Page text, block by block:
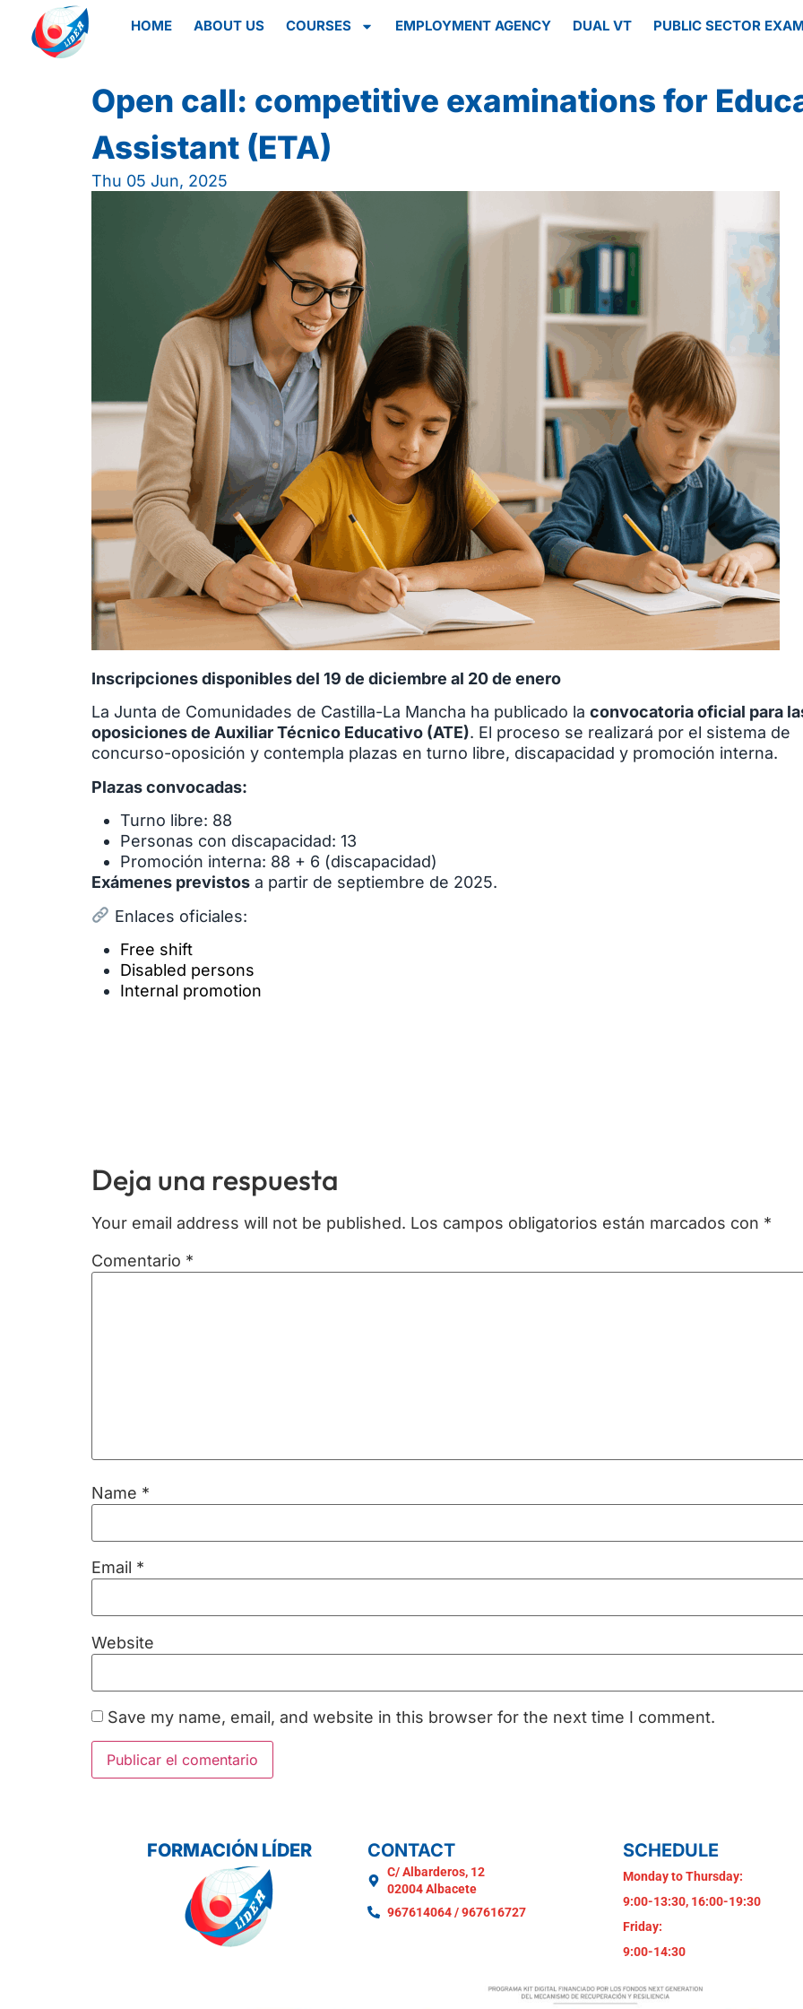
HOME ABOUT US COURSES EMPLOYMENT AGENCY DUAL VT PUBLIC SECTOR
Open call: competitive examinations for
Assistant (ETA)
Thu 05 Jun, 2025
Inscripciones disponibles del 19 de diciembre al 20 de enero
La Junta de Comunidades de Castilla-La Mancha ha publicado la convocatoria oficial para
oposiciones de Auxiliar Técnico Educativo (ATE). El proceso se realizará por el sistema de
concurso-oposición y contempla plazas en turno libre, discapacidad y promoción interna.
Plazas convocadas:
Turno libre: 88
Personas con discapacidad: 13
Promoción interna: 88 + 6 (discapacidad)
Exámenes previstos a partir de septiembre de 2025.
Enlaces oficiales:
Free shift
Disabled persons
Internal promotion
Deja una respuesta
Your email address will not be published. Los campos obligatorios están marcados con *
Comentario *
Name *
Email *
Website
Save my name, email, and website in this browser for the next time I comment.
FORMACIÓN LÍDER CONTACT
C/ Albarderos, 12
02004 Albacete
967614064 / 967616727
SCHEDULE
Monday to Thursday:
9:00-13:30, 16:00-19:30
Friday:
9:00-14:30